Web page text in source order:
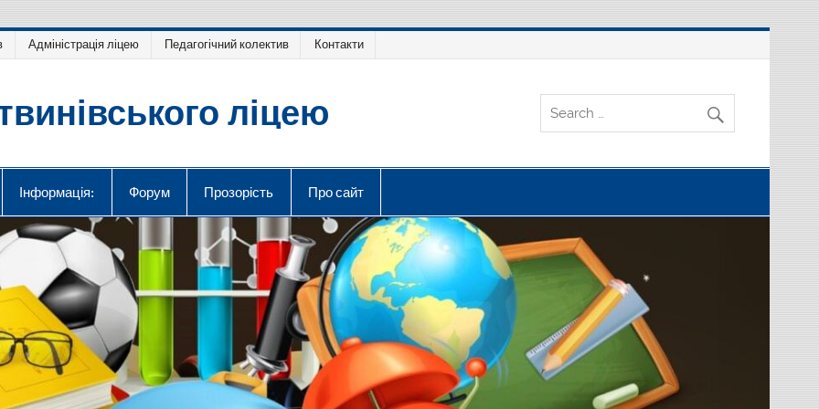
Адміністрація ліцею Педагогічний колектив Контакти
ліцею
Інформація: Форум Прозорість Про сайт